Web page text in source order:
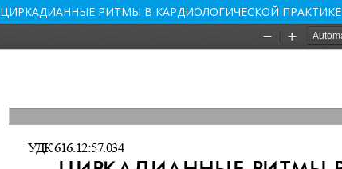
ЦИРКАДИАННЫЕ РИТМЫ В КАРДИОЛОГИЧЕСКОЙ ПРАКТИКЕ